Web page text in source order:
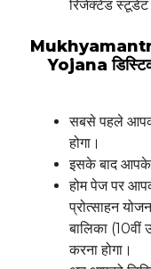
रिजेक्टेड स्टूडेंट
Yojana
सबसे पहले
होगा।
इसके बाद आपके
होम पेज पर
प्रोत्साहन
बालिका (10वीं
करना होगा।